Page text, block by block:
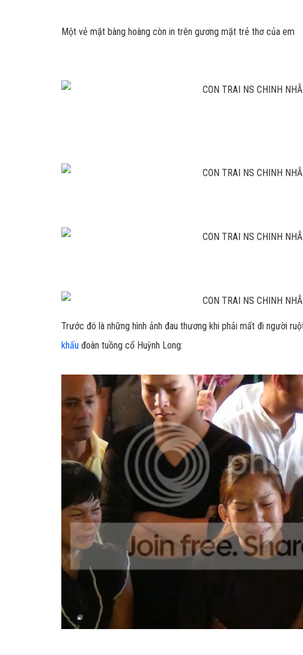
Một vẻ mặt bàng hoàng còn in trên gương mặt trẻ thơ của em
Trước đó là những hình ảnh đau thương khi phải mất đi người
khấu đoàn tuồng cổ Huỳnh Long: